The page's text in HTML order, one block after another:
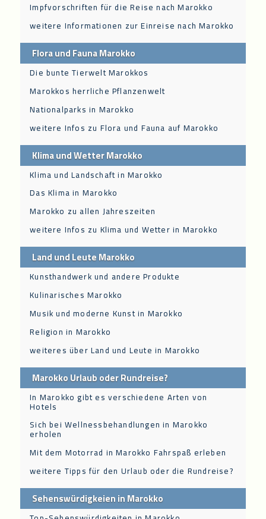
Impfvorschriften für die Reise nach Marokko
weitere Informationen zur Einreise nach Marokko
Flora und Fauna Marokko
Die bunte Tierwelt Marokkos
Marokkos herrliche Pflanzenwelt
Nationalparks in Marokko
weitere Infos zu Flora und Fauna auf Marokko
Klima und Wetter Marokko
Klima und Landschaft in Marokko
Das Klima in Marokko
Marokko zu allen Jahreszeiten
weitere Infos zu Klima und Wetter in Marokko
Land und Leute Marokko
Kunsthandwerk und andere Produkte
Kulinarisches Marokko
Musik und moderne Kunst in Marokko
Religion in Marokko
weiteres über Land und Leute in Marokko
Marokko Urlaub oder Rundreise?
In Marokko gibt es verschiedene Arten von
Hotels
Sich bei Wellnessbehandlungen in Marokko
erholen
Mit dem Motorrad in Marokko Fahrspaß erleben
weitere Tipps für den Urlaub oder die Rundreise?
Sehenswürdigkeien in Marokko